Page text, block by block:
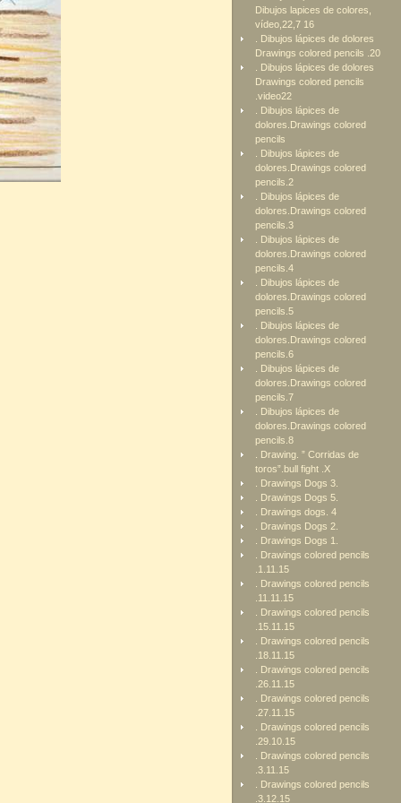
Dibujos lapices de colores,
vídeo,22,7 16
. Dibujos lápices de dolores
Drawings colored pencils .20
. Dibujos lápices de dolores
Drawings colored pencils
.video22
. Dibujos lápices de
dolores.Drawings colored
pencils
. Dibujos lápices de
dolores.Drawings colored
pencils.2
. Dibujos lápices de
dolores.Drawings colored
pencils.3
. Dibujos lápices de
dolores.Drawings colored
pencils.4
. Dibujos lápices de
dolores.Drawings colored
pencils.5
. Dibujos lápices de
dolores.Drawings colored
pencils.6
. Dibujos lápices de
dolores.Drawings colored
pencils.7
. Dibujos lápices de
dolores.Drawings colored
pencils.8
. Drawing. ” Corridas de
toros”.bull fight .X
. Drawings Dogs 3.
. Drawings Dogs 5.
. Drawings dogs. 4
. Drawings Dogs 2.
. Drawings Dogs 1.
. Drawings colored pencils
.1.11.15
. Drawings colored pencils
.11.11.15
. Drawings colored pencils
.15.11.15
. Drawings colored pencils
.18.11.15
. Drawings colored pencils
.26.11.15
. Drawings colored pencils
.27.11.15
. Drawings colored pencils
.29.10.15
. Drawings colored pencils
.3.11.15
. Drawings colored pencils
.3.12.15